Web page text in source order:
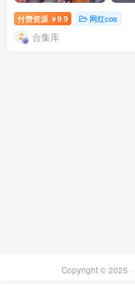
付费资源 ￥9.9 网红cos
合集库
Copyright © 2025 ·